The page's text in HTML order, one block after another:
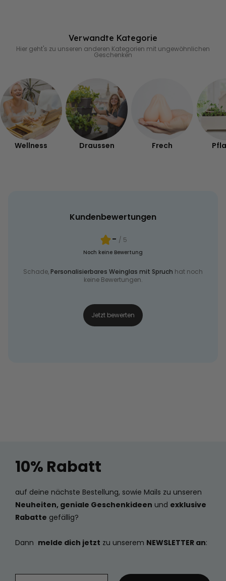
Verwandte Kategorie
Hier geht's zu unseren anderen Kategorien mit ungewöhnlichen
Geschenken
Wellness Draussen Frech
Kundenbewertungen
- / 5
Noch keine Bewertung
Schade,Personalisierbares Weinglas mit Spruch hat noch
keine Bewertungen.
Jetzt bewerten
10% Rabatt
auf deine nächste Bestellung, sowie Mails zu unseren
Neuheiten, geniale Geschenkideen und exklusive
Rabatte gefällig?
Dann melde dich jetzt zu unserem NEWSLETTER an: